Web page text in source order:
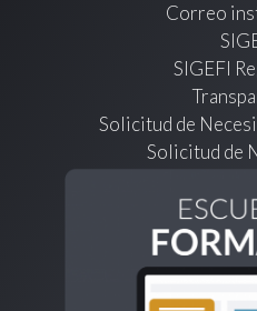
Correo
SIGEFI
Solicitud de
Solicitud de